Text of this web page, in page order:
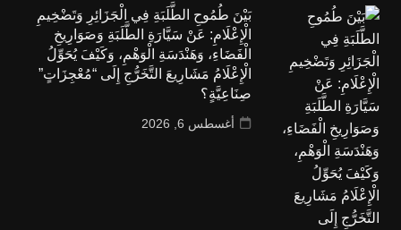
بَيْنَ طُمُوحِ الطَّلَبَةِ فِي الْجَزَائِرِ وَتَضْخِيمِ
الْإِعْلَامِ: عَنْ سَيَّارَةِ الطَّلَبَةِ وَصَوَارِيخِ
الْفَضَاءِ، وَهَنْدَسَةِ الْوَهْمِ، وَكَيْفَ يُحَوِّلُ
الْإِعْلَامُ مَشَارِيعَ التَّخَرُّجِ إِلَى “مُعْجِزَاتٍ”
صِنَاعِيَّةٍ؟
أغسطس 6, 2026